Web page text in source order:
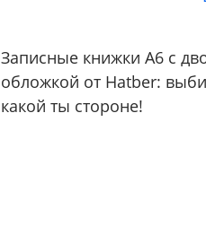
Записные книжки А6 с
обложкой от Hatber:
какой ты стороне!